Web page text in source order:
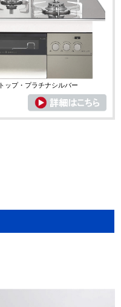
ップ・プラチナシルバー